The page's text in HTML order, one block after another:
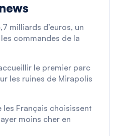
milliards d’euros, un
commandes de la
le premier parc
les ruines de Mirapolis
les Français choisissent
moins cher en